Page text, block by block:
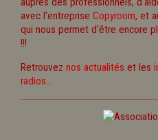
avec l'entreprise Copyroom, et
qui nous permet d'être encore
!!!
Retrouvez nos actualités et les
radios...